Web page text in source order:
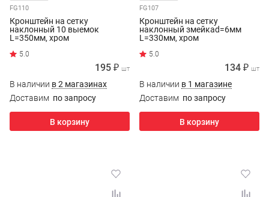
FG110
Кронштейн на сетку
наклонный 10 выемок
L=350мм, хром
195 ₽ шт
В наличии в 2 магазинах
Доставим по запросу
В корзину
FG107
Кронштейн на сетку
наклонный змейкаd=6мм
L=330мм, хром
134 ₽ шт
В наличии в 1 магазине
Доставим по запросу
В корзину